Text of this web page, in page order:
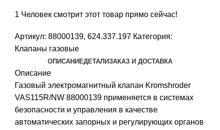
1 Человек смотрит этот товар прямо сейчас!
Артикул: 88000139, 624.337.197 Категория:
Клапаны газовые
ОПИСАНИЕДЕТАЛИЗАКАЗ И ДОСТАВКА
Описание
Газовый электромагнитный клапан Kromshroder
VAS115R/NW 88000139 применяется в системах
безопасности и управления в качестве
автоматических запорных и регулирующих органов